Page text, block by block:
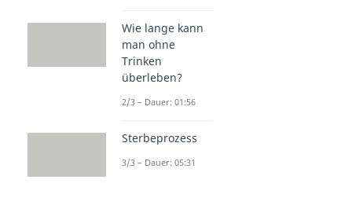
Dauer: 03:56
Murein
Dauer: 04:10
Wie lange kann
man ohne
Trinken
überleben?
2/3 – Dauer: 01:56
Sterbeprozess
3/3 – Dauer: 05:31